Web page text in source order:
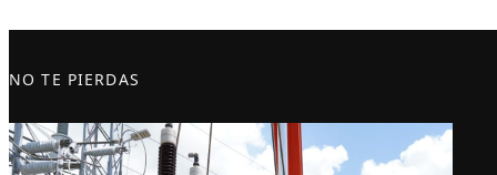
NO TE PIERDAS